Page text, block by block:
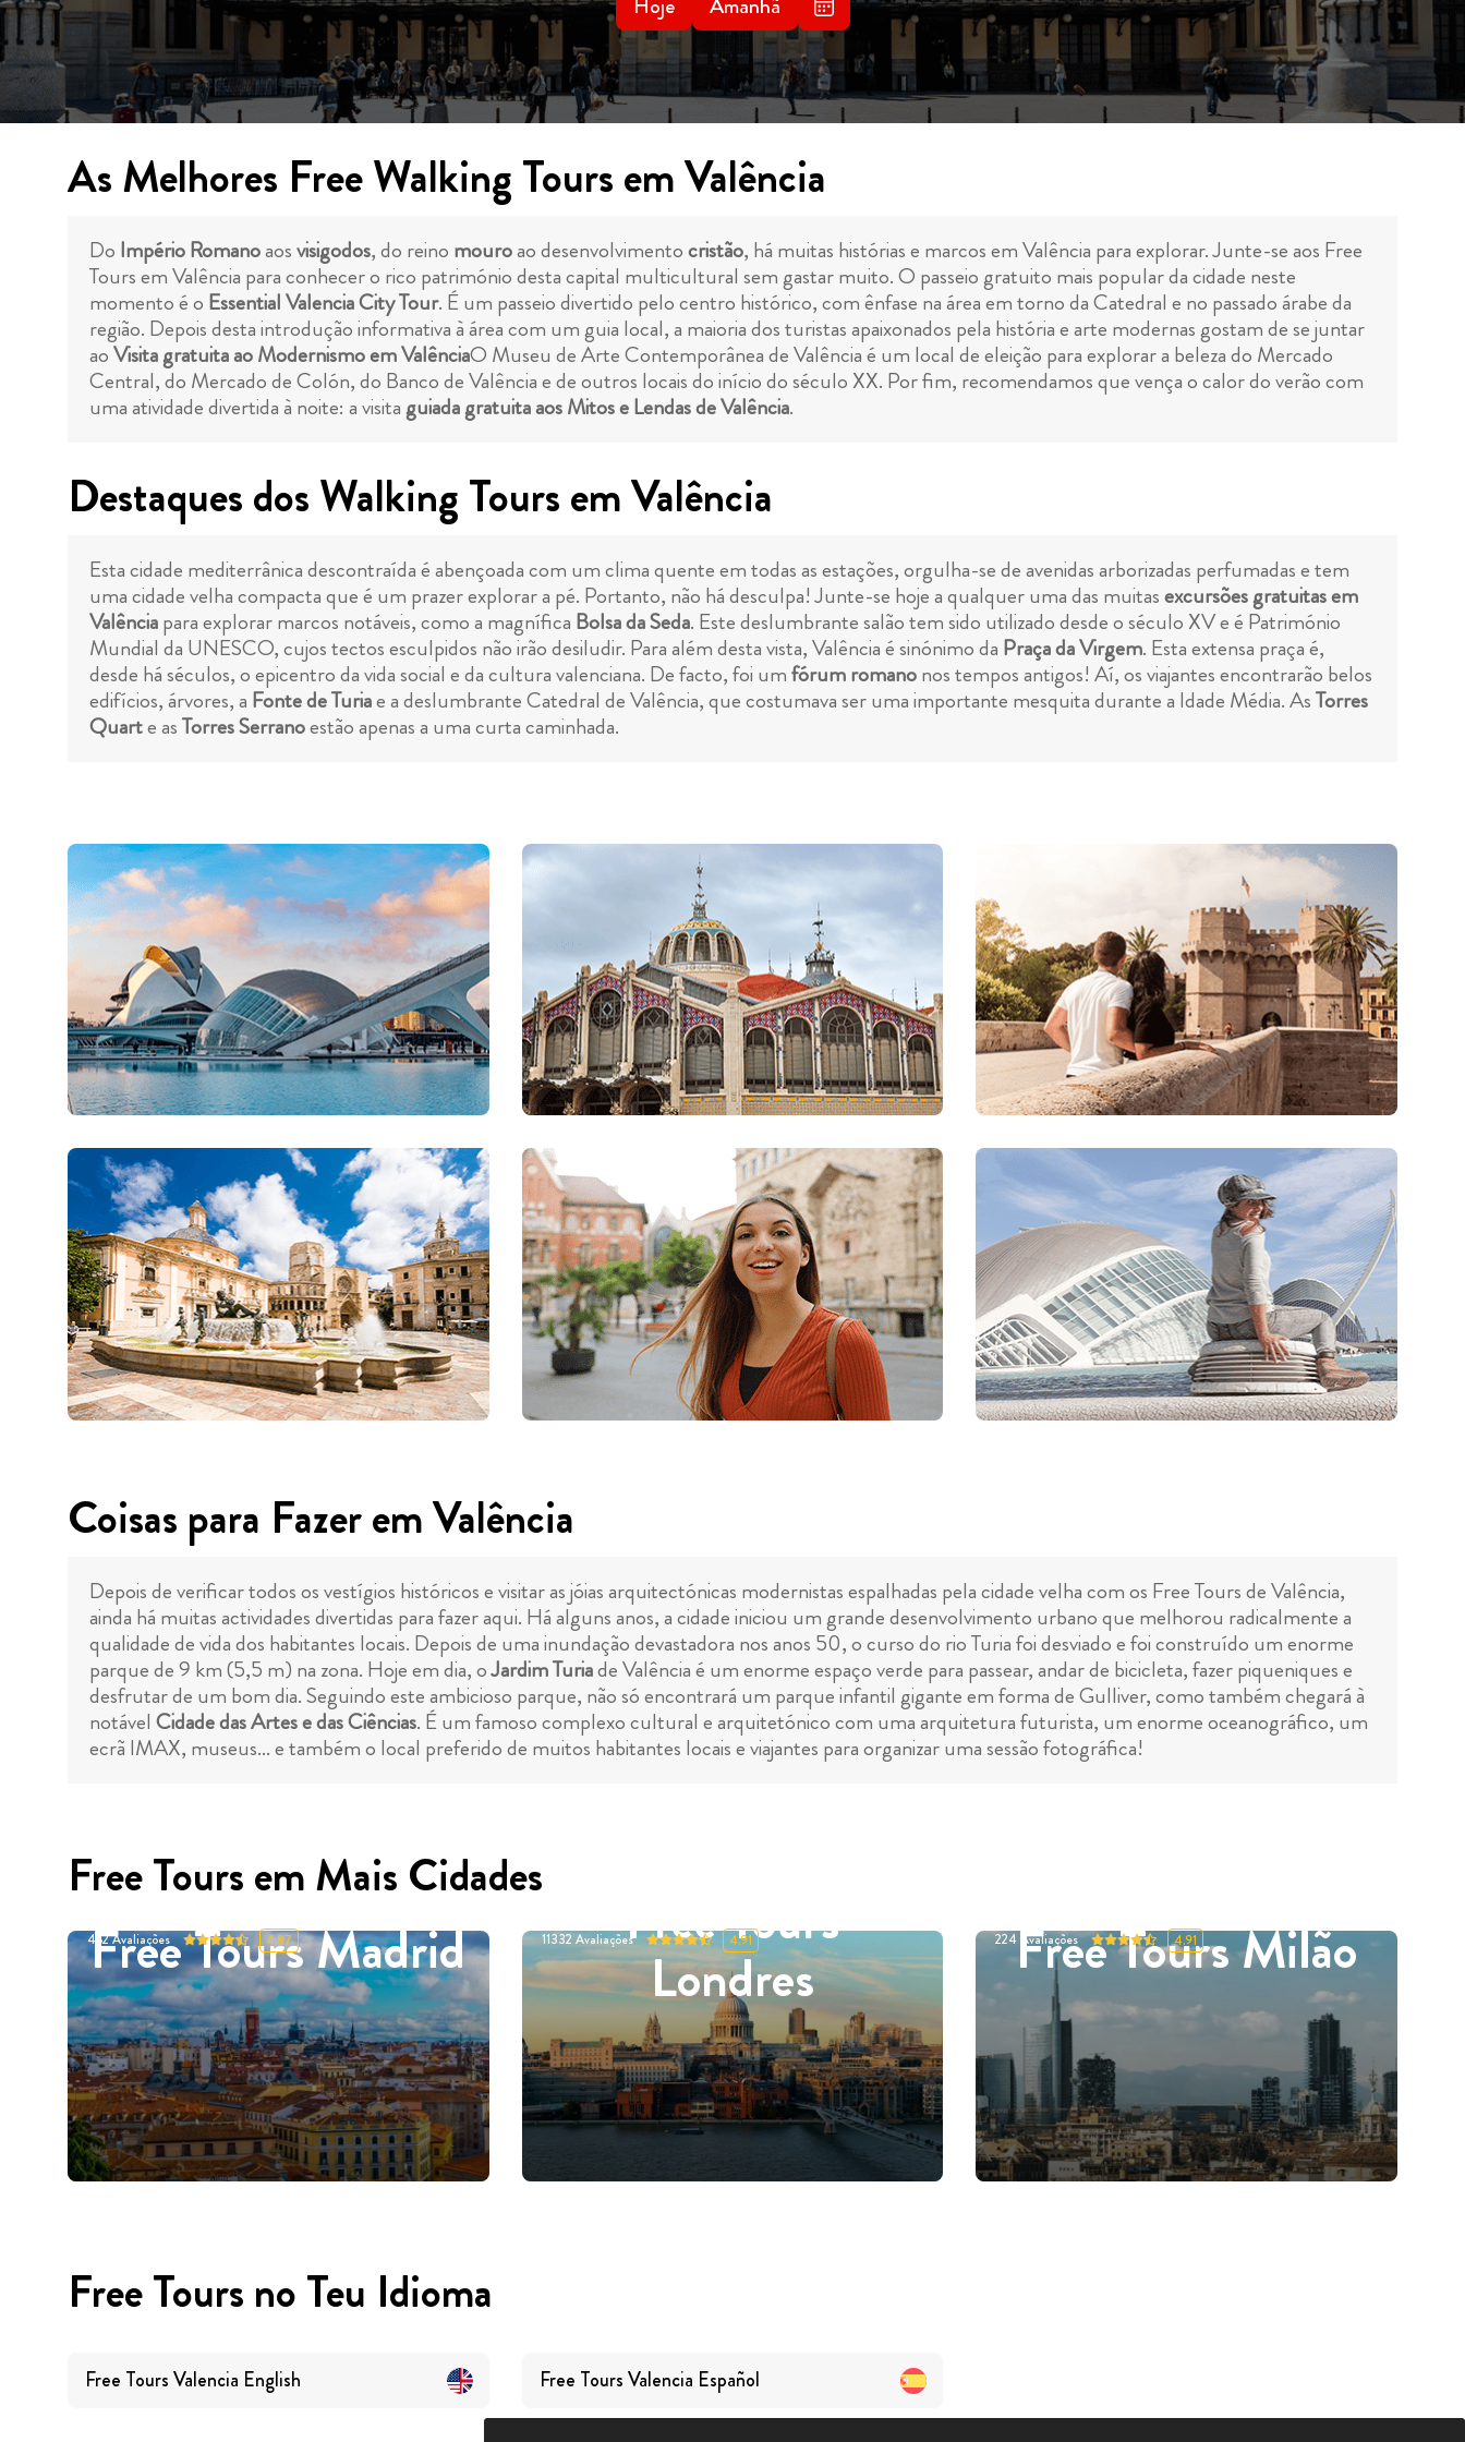
As Melhores Free Walking Tours em Valência
Do Império Romanoaosvisigodos, do reino mouroao desenvolvimentocristão, há muitas histórias e marcos em Valência para explorar. Junte-se aos Free
Tours em Valência para conhecer o rico património desta capital multicultural sem gastar muito. O passeio gratuito mais popular da cidade neste
momento é o Essential Valencia City Tour. É um passeio divertido pelo centro histórico, com ênfase na área em torno da Catedral e no passado árabe da
região. Depois desta introdução informativa à área com um guia local, a maioria dos turistas apaixonados pela história e arte modernas gostam de se juntar
aoVisita gratuita ao Modernismo em ValênciaO Museu de Arte Contemporânea de Valência é um local de eleição para explorar a beleza do Mercado
Central, do Mercado de Colón, do Banco de Valência e de outros locais do início do século XX. Por fim, recomendamos que vença o calor do verão com
uma atividade divertida à noite: a visitaguiada gratuita aos Mitos e Lendas de Valência.
Destaques dos Walking Tours em Valência
Esta cidade mediterrânica descontraída é abençoada com um clima quente em todas as estações, orgulha-se de avenidas arborizadas perfumadas e tem
uma cidade velha compacta que é um prazer explorar a pé. Portanto, não há desculpa! Junte-se hoje a qualquer uma das muitasexcursões gratuitas em
Valênciapara explorar marcos notáveis, como a magnífica Bolsa da Seda. Este deslumbrante salão tem sido utilizado desde o século XV e é Património
Mundial da UNESCO, cujos tectos esculpidos não irão desiludir. Para além desta vista, Valência é sinónimo da Praça da Virgem. Esta extensa praça é,
desde há séculos, o epicentro da vida social e da cultura valenciana. De facto, foi umfórum romanonos tempos antigos! Aí, os viajantes encontrarão belos
edifícios, árvores, a Fonte de Turiae a deslumbrante Catedral de Valência, que costumava ser uma importante mesquita durante a Idade Média. AsTorres
Quarte asTorres Serranoestão apenas a uma curta caminhada.
Coisas para Fazer em Valência
Depois de verificar todos os vestígios históricos e visitar as jóias arquitectónicas modernistas espalhadas pela cidade velha com os Free Tours de Valência,
ainda há muitas actividades divertidas para fazer aqui. Há alguns anos, a cidade iniciou um grande desenvolvimento urbano que melhorou radicalmente a
qualidade de vida dos habitantes locais. Depois de uma inundação devastadora nos anos 50, o curso do rio Turia foi desviado e foi construído um enorme
parque de 9 km (5,5 m) na zona. Hoje em dia, oJardim Turiade Valência é um enorme espaço verde para passear, andar de bicicleta, fazer piqueniques e
desfrutar de um bom dia. Seguindo este ambicioso parque, não só encontrará um parque infantil gigante em forma de Gulliver, como também chegará à
notável Cidade das Artes e das Ciências. É um famoso complexo cultural e arquitetónico com uma arquitetura futurista, um enorme oceanográfico, um
ecrã IMAX, museus... e também o local preferido de muitos habitantes locais e viajantes para organizar uma sessão fotográfica!
Free Tours em Mais Cidades
Free Tours Madrid
452Avaliações 4.87 Free Tours
Londres
11332 Avaliações 4.91 Free Tours Milão
224 Avaliações 4.91
Free Tours no Teu Idioma
Free ToursValencia English Free ToursValencia Español